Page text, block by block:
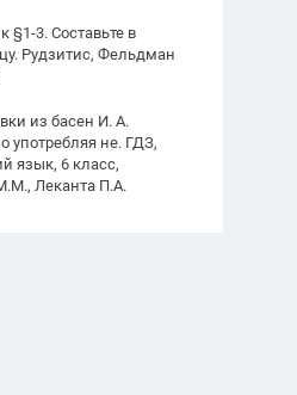
§1-3. Составьте в
Рудзитис, Фельдман
из басен И. А.
употребляя не. ГДЗ,
язык, 6 класс,
Леканта П.А.